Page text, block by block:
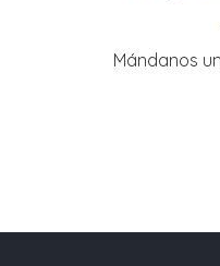
Mándanos